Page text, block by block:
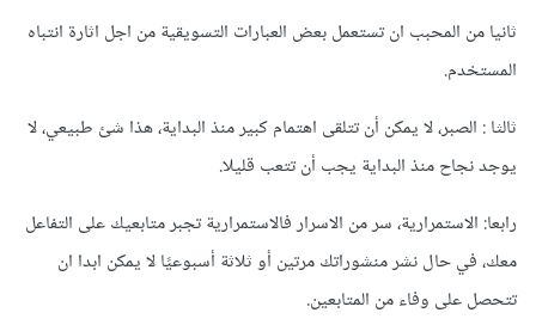
ثانيا من المحبب ان تستعمل بعض العبارات التسويقية من اجل اثارة انتباه
المستخدم.
ثالثا : الصبر، لا يمكن أن تتلقى اهتمام كبير منذ البداية، هذا شئ طبيعي، لا
يوجد نجاح منذ البداية يجب أن تتعب قليلا.
رابعا: الاستمرارية، سر من الاسرار فالاستمرارية تجبر متابعيك على التفاعل
معك، في حال نشر منشوراتك مرتين أو ثلاثة أسبوعيًا لا يمكن ابدا ان
تتحصل على وفاء من المتابعين.